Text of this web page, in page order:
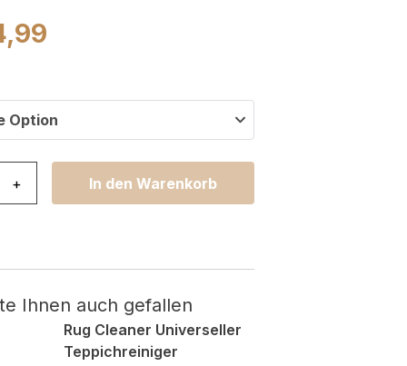
Option
+ In den Warenkorb
Ihnen auch gefallen
Rug Cleaner Universeller
Teppichreiniger